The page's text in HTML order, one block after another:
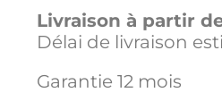
Livraison à partir
Délai de livraison
Garantie 12 mois